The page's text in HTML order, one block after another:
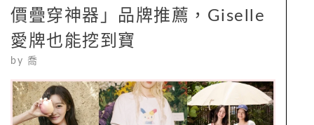
價疊穿神器」品牌推薦，Giselle
愛牌也能挖到寶
by 喬